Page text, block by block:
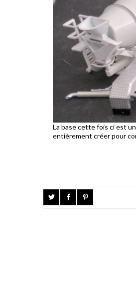
La base cette fois ci est
entièrement créer pour